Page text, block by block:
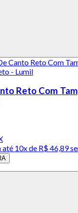
Reto Com
até 10x de R$ 46,89